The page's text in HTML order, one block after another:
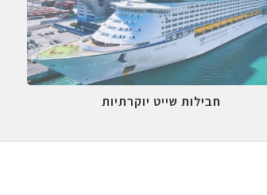
חבילות שייט יוקרתיות